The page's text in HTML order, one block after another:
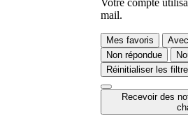
mail.
Mes favoris
Non répondue
Réinitialiser les
Recevoir des